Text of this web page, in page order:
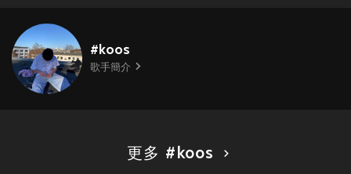
#koos
歌手簡介
更多 #koos